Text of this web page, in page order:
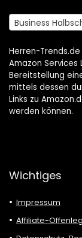
Business
Herren-
Amazon Services
Bereitstellung
mittels dessen
Links zu
werden können.
Wichtiges
Impressum
Affiliate-